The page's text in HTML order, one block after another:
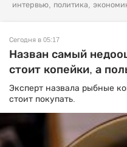
интервью, политика,
Сегодня в 05:17
Назван самый
стоит копейки, а
Эксперт назвала рыбные
стоит покупать.